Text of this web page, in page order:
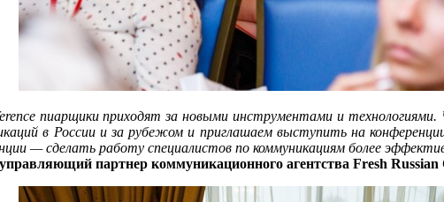
пиарщики приходят за новыми инструментами и
в России и за рубежом и приглашаем выступить на
— сделать работу специалистов по коммуникациям более
партнер коммуникационного агентства Fresh Russian